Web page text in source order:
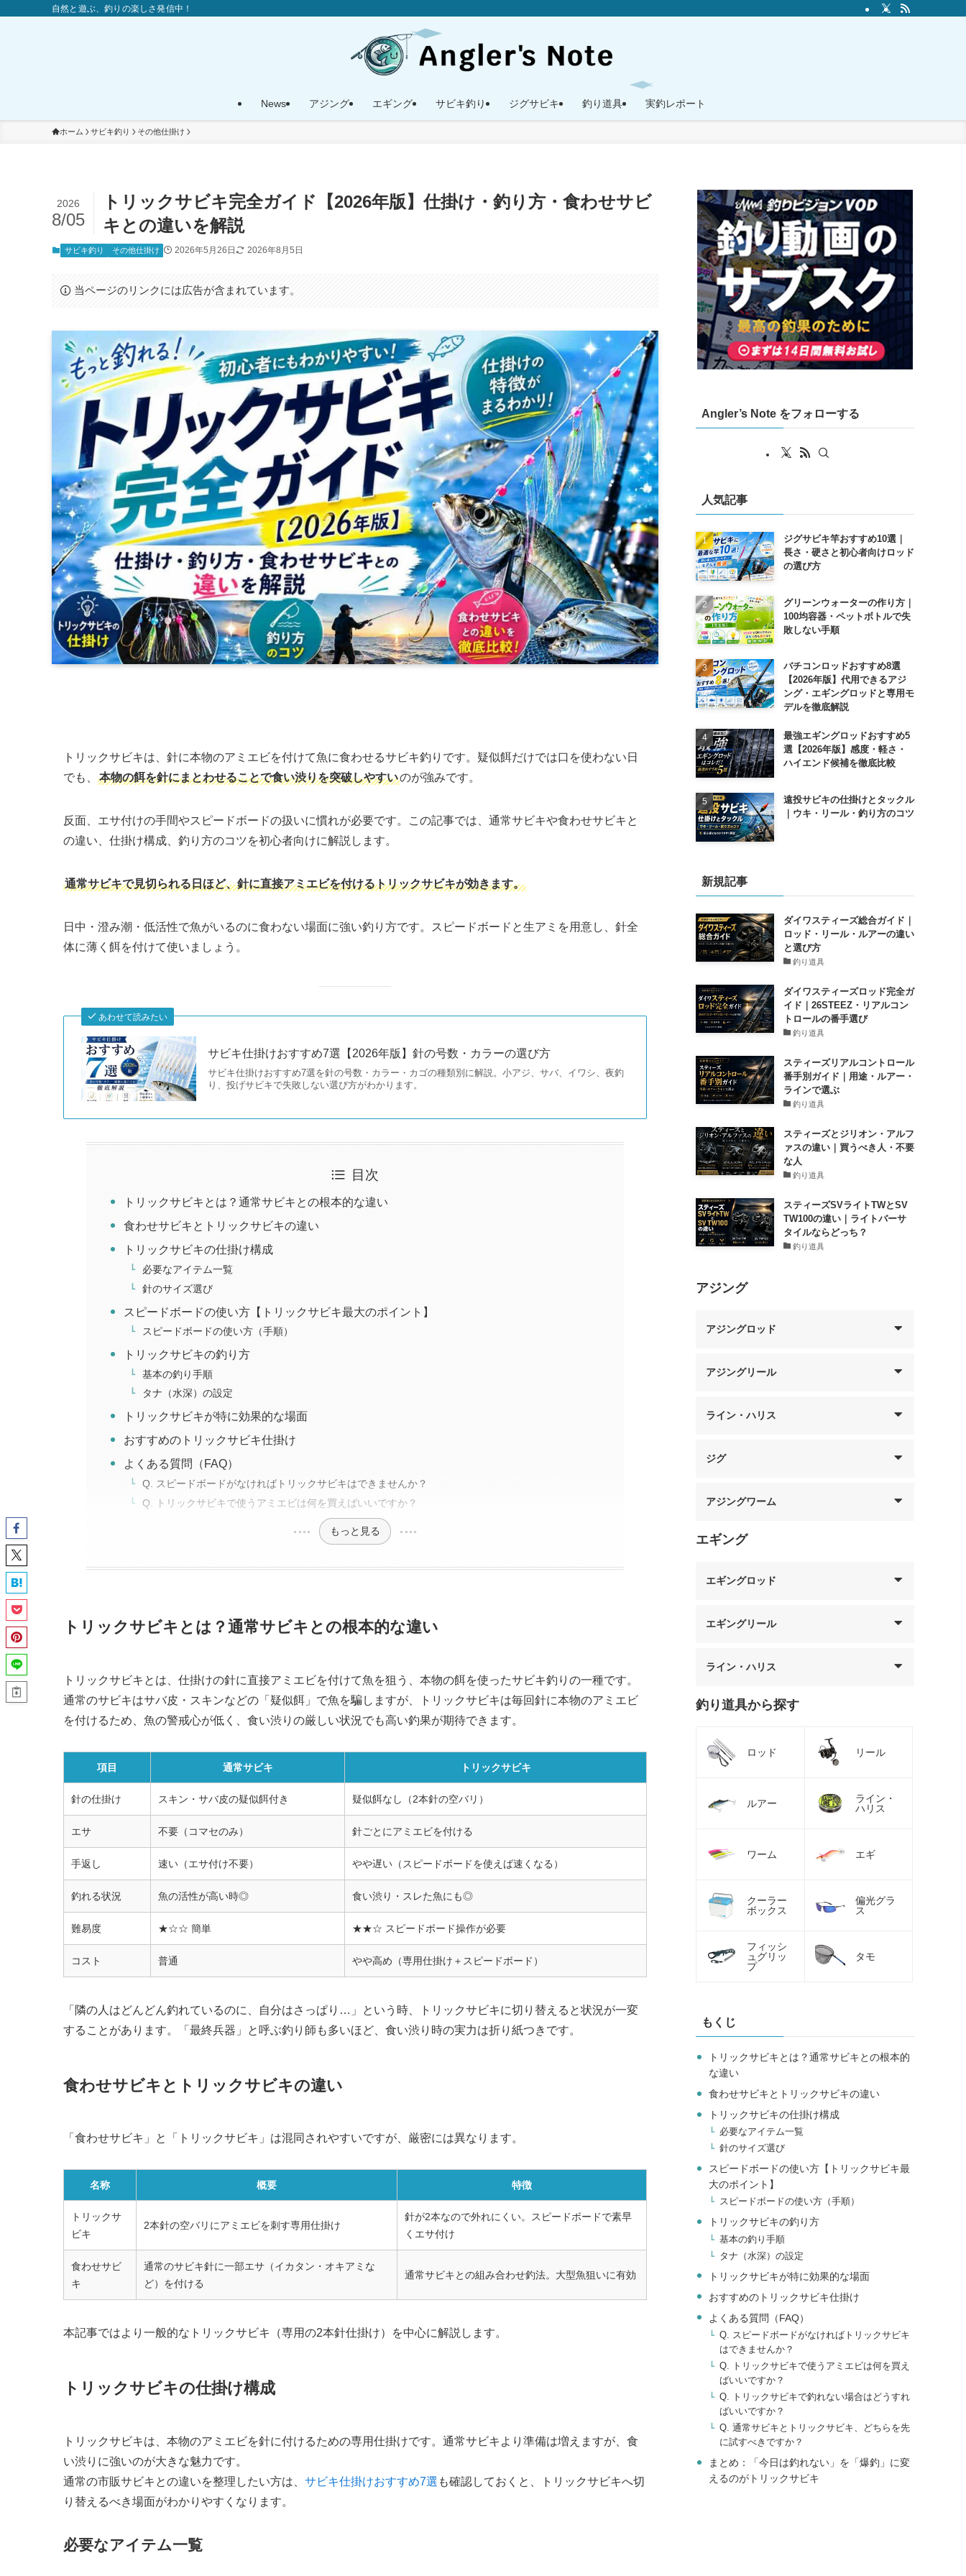
自然と遊ぶ、釣りの楽しさ発信中！
News アジング エギング サビキ釣り ジグサビキ 釣り道具 実釣レポート
ホーム サビキ釣り その他仕掛け
トリックサビキ完全ガイド【2026年版】仕掛け・釣り方・食わせサビ
キとの違いを解説
2026
8/05
サビキ釣り その他仕掛け 2026年5月26日 2026年8月5日
当ページのリンクには広告が含まれています。
トリックサビキは、針に本物のアミエビを付けて魚に食わせるサビキ釣りです。疑似餌だけでは口を使わない日
でも、
本物の餌を針にまとわせることで食い渋りを突破しやすいのが強みです。
反面、エサ付けの手間やスピードボードの扱いに慣れが必要です。この記事では、通常サビキや食わせサビキと
の違い、仕掛け構成、釣り方のコツを初心者向けに解説します。
通常サビキで見切られる日ほど、針に直接アミエビを付けるトリックサビキが効きます。
日中・澄み潮・低活性で魚がいるのに食わない場面に強い釣り方です。スピードボードと生アミを用意し、針全
体に薄く餌を付けて使いましょう。
あわせて読みたい
サビキ仕掛けおすすめ7選【2026年版】針の号数・カラーの選び方
サビキ仕掛けおすすめ7選を針の号数・カラー・カゴの種類別に解説。小アジ、サバ、イワシ、夜釣
り、投げサビキで失敗しない選び方がわかります。
目次
トリックサビキとは？通常サビキとの根本的な違い
食わせサビキとトリックサビキの違い
トリックサビキの仕掛け構成
必要なアイテム一覧
針のサイズ選び
スピードボードの使い方【トリックサビキ最大のポイント】
スピードボードの使い方（手順）
トリックサビキの釣り方
基本の釣り手順
タナ（水深）の設定
トリックサビキが特に効果的な場面
おすすめのトリックサビキ仕掛け
よくある質問（FAQ）
Q. スピードボードがなければトリックサビキはできませんか？
Q. トリックサビキで使うアミエビは何を買えばいいですか？
もっと見る
トリックサビキとは？通常サビキとの根本的な違い
トリックサビキとは、仕掛けの針に直接アミエビを付けて魚を狙う、本物の餌を使ったサビキ釣りの一種です。
通常のサビキはサバ皮・スキンなどの「疑似餌」で魚を騙しますが、トリックサビキは毎回針に本物のアミエビ
を付けるため、魚の警戒心が低く、食い渋りの厳しい状況でも高い釣果が期待できます。
項目 通常サビキ トリックサビキ
針の仕掛け スキン・サバ皮の疑似餌付き 疑似餌なし（2本針の空バリ）
エサ 不要（コマセのみ） 針ごとにアミエビを付ける
手返し 速い（エサ付け不要） やや遅い（スピードボードを使えば速くなる）
釣れる状況 魚の活性が高い時◎ 食い渋り・スレた魚にも◎
難易度 ★☆☆ 簡単 ★★☆ スピードボード操作が必要
コスト 普通 やや高め（専用仕掛け＋スピードボード）
「隣の人はどんどん釣れているのに、自分はさっぱり…」という時、トリックサビキに切り替えると状況が一変
することがあります。「最終兵器」と呼ぶ釣り師も多いほど、食い渋り時の実力は折り紙つきです。
食わせサビキとトリックサビキの違い
「食わせサビキ」と「トリックサビキ」は混同されやすいですが、厳密には異なります。
名称 概要 特徴
トリックサ
ビキ
2本針の空バリにアミエビを刺す専用仕掛け
針が2本なので外れにくい。スピードボードで素早
くエサ付け
食わせサビ
キ
通常のサビキ針に一部エサ（イカタン・オキアミな
ど）を付ける
通常サビキとの組み合わせ釣法。大型魚狙いに有効
本記事ではより一般的なトリックサビキ（専用の2本針仕掛け）を中心に解説します。
トリックサビキの仕掛け構成
トリックサビキは、本物のアミエビを針に付けるための専用仕掛けです。通常サビキより準備は増えますが、食
い渋りに強いのが大きな魅力です。
通常の市販サビキとの違いを整理したい方は、 サビキ仕掛けおすすめ7選 も確認しておくと、トリックサビキへ切
り替えるべき場面がわかりやすくなります。
必要なアイテム一覧
Angler’s Note をフォローする
人気記事
ジグサビキ竿おすすめ10選｜
長さ・硬さと初心者向けロッド
の選び方
グリーンウォーターの作り方｜
100均容器・ペットボトルで失
敗しない手順
バチコンロッドおすすめ8選
【2026年版】代用できるアジ
ング・エギングロッドと専用モ
デルを徹底解説
最強エギングロッドおすすめ5
選【2026年版】感度・軽さ・
ハイエンド候補を徹底比較
遠投サビキの仕掛けとタックル
｜ウキ・リール・釣り方のコツ
新規記事
ダイワスティーズ総合ガイド｜
ロッド・リール・ルアーの違い
と選び方
釣り道具
ダイワスティーズロッド完全ガ
イド｜26STEEZ・リアルコン
トロールの番手選び
釣り道具
スティーズリアルコントロール
番手別ガイド｜用途・ルアー・
ラインで選ぶ
釣り道具
スティーズとジリオン・アルフ
ァスの違い｜買うべき人・不要
な人
釣り道具
スティーズSVライトTWとSV
TW100の違い｜ライトバーサ
タイルならどっち？
釣り道具
アジング
アジングロッド
アジングリール
ライン・ハリス
ジグ
アジングワーム
エギング
エギングロッド
エギングリール
ライン・ハリス
釣り道具から探す
ロッド リール
ルアー
ライン・
ハリス
ワーム エギ
クーラー
ボックス
偏光グラ
ス
フィッシ
ュグリッ
プ
タモ
もくじ
トリックサビキとは？通常サビキとの根本的
な違い
食わせサビキとトリックサビキの違い
トリックサビキの仕掛け構成
必要なアイテム一覧
針のサイズ選び
スピードボードの使い方【トリックサビキ最
大のポイント】
スピードボードの使い方（手順）
トリックサビキの釣り方
基本の釣り手順
タナ（水深）の設定
トリックサビキが特に効果的な場面
おすすめのトリックサビキ仕掛け
よくある質問（FAQ）
Q. スピードボードがなければトリックサビキ
はできませんか？
Q. トリックサビキで使うアミエビは何を買え
ばいいですか？
Q. トリックサビキで釣れない場合はどうすれ
ばいいですか？
Q. 通常サビキとトリックサビキ、どちらを先
に試すべきですか？
まとめ：「今日は釣れない」を「爆釣」に変
えるのがトリックサビキ